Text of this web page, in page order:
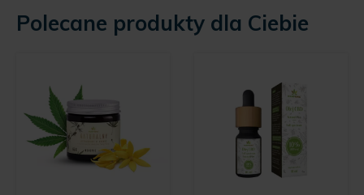
Polecane produkty dla Ciebie